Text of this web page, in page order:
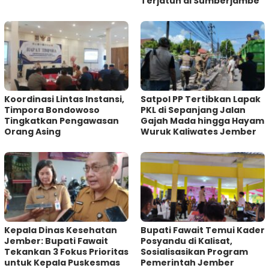
Koordinasi Lintas Instansi,
Timpora Bondowoso
Tingkatkan Pengawasan
Orang Asing
Satpol PP Tertibkan Lapak
PKL di Sepanjang Jalan
Gajah Mada hingga Hayam
Wuruk Kaliwates Jember
Kepala Dinas Kesehatan
Jember: Bupati Fawait
Tekankan 3 Fokus Prioritas
untuk Kepala Puskesmas
Bupati Fawait Temui Kader
Posyandu di Kalisat,
Sosialisasikan Program
Pemerintah Jember